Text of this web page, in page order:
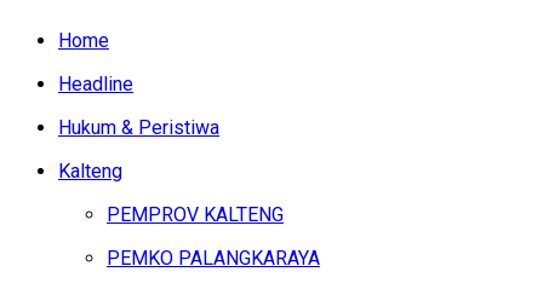
Home
Headline
Hukum & Peristiwa
Kalteng
PEMPROV KALTENG
PEMKO PALANGKARAYA